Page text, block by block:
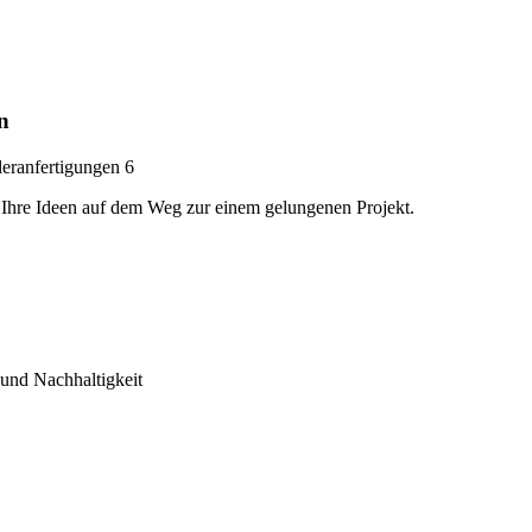
Ideen auf dem Weg zur einem gelungenen Projekt.
Nachhaltigkeit